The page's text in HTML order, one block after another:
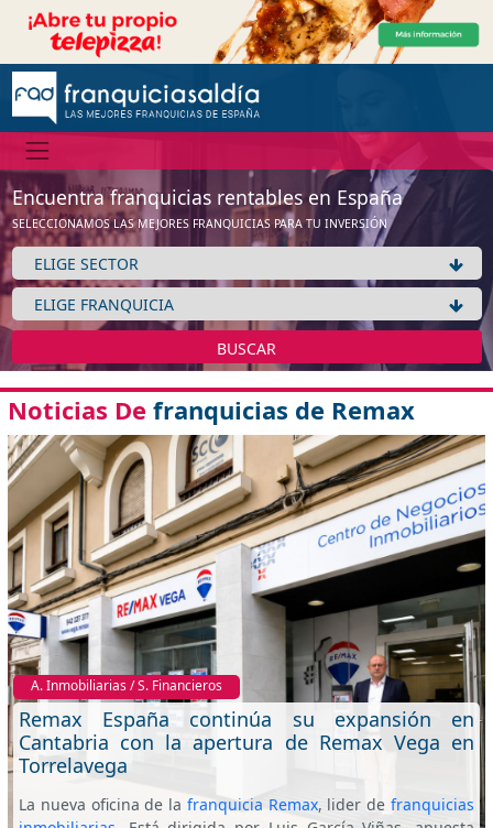
Encuentra franquicias rentables en España
SELECCIONAMOS LAS MEJORES FRANQUICIAS PARA TU INVERSIÓN
BUSCAR
Noticias De franquicias de Remax
A. Inmobiliarias / S. Financieros
Remax España continúa su expansión en
Cantabria con la apertura de Remax Vega en
Torrelavega
La nueva oficina de la franquicia Remax, lider defranquicias